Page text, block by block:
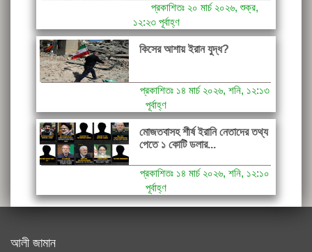
প্রকাশিতঃ ২০ মার্চ ২০২৬, শুক্র,
১২:২৩ পূর্বাহ্ণ
কিসের আশায় ইরান যুদ্ধ?
প্রকাশিতঃ ১৪ মার্চ ২০২৬, শনি, ১২:১৩
পূর্বাহ্ণ
মোজতবাসহ শীর্ষ ইরানি নেতাদের তথ্য
পেতে ১ কোটি ডলার...
প্রকাশিতঃ ১৪ মার্চ ২০২৬, শনি, ১২:১০
পূর্বাহ্ণ
আলী জামান